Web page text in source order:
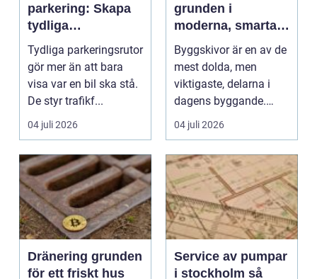
parkering: Skapa
tydliga
parkeringsytor
genom att måla
parkeringslinjer
Tydliga parkeringsrutor
gör mer än att bara
visa var en bil ska stå.
De styr trafikf...
04 juli 2026
grunden i
moderna, smarta
byggsystem
Byggskivor är en av de
mest dolda, men
viktigaste, delarna i
dagens byggande.
Bakom varje slät
vägg,...
04 juli 2026
Dränering grunden
för ett friskt hus
Service av pumpar
i stockholm så